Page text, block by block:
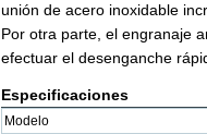
unión de acero inoxidable
Por otra parte, el engranaje
efectuar el desenganche
Especificaciones
Modelo